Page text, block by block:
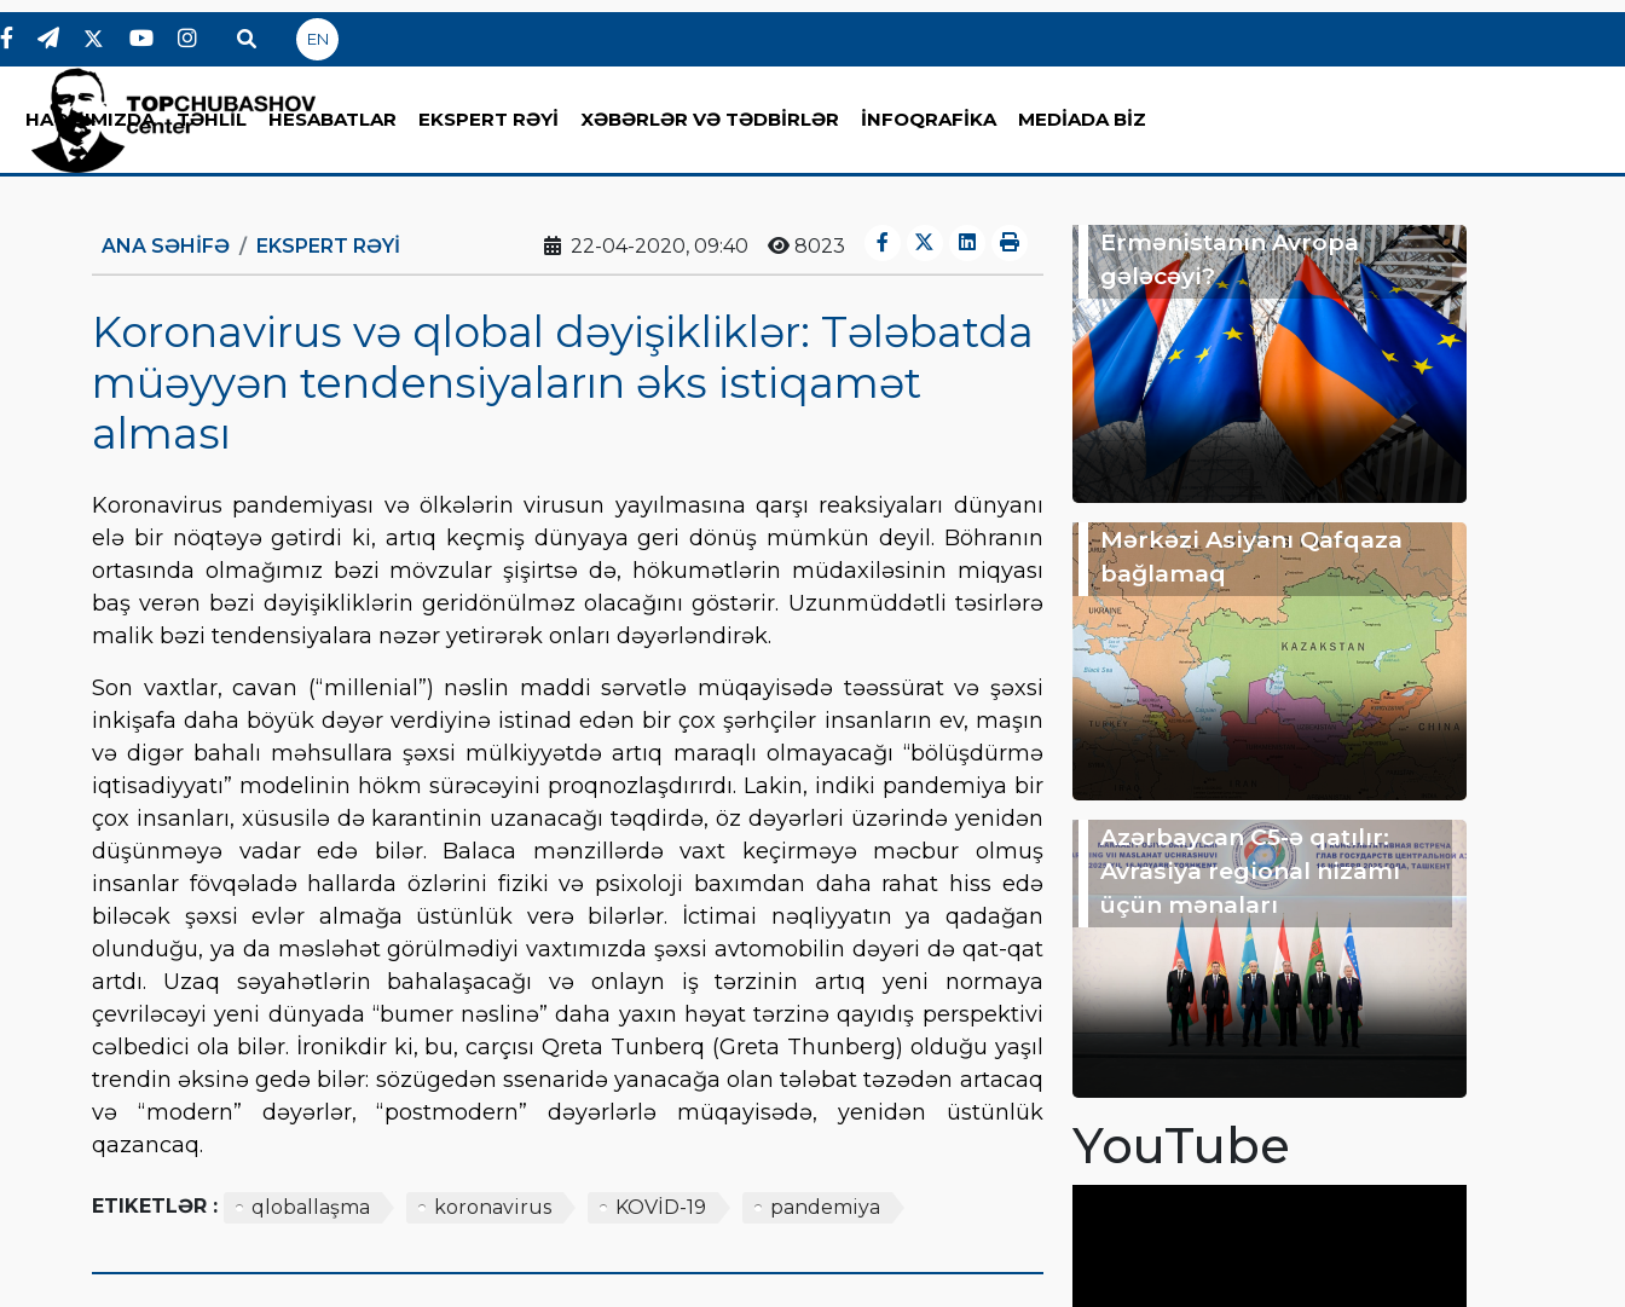
EN
HAQQIMIZDA TƏHLİL HESABATLAR EKSPERT RƏYİ XƏBƏRLƏR VƏ TƏDBİRLƏR İNFOQRAFİKA MEDİADA BİZ
ANA SƏHIFƏ EKSPERT RƏYI 22-04-2020, 09:40 8023
Koronavirus və qlobal dəyişikliklər: Tələbatda
müəyyən tendensiyaların əks istiqamət
alması
Koronavirus pandemiyası və ölkələrin virusun yayılmasına qarşı reaksiyaları dünyanı
elə bir nöqtəyə gətirdi ki, artıq keçmiş dünyaya geri dönüş mümkün deyil. Böhranın
ortasında olmağımız bəzi mövzular şişirtsə də, hökumətlərin müdaxiləsinin miqyası
baş verən bəzi dəyişikliklərin geridönülməz olacağını göstərir. Uzunmüddətli təsirlərə
malik bəzi tendensiyalara nəzər yetirərək onları dəyərləndirək.
Son vaxtlar, cavan (“millenial”) nəslin maddi sərvətlə müqayisədə təəssürat və şəxsi
inkişafa daha böyük dəyər verdiyinə istinad edən bir çox şərhçilər insanların ev, maşın
və digər bahalı məhsullara şəxsi mülkiyyətdə artıq maraqlı olmayacağı “bölüşdürmə
iqtisadiyyatı” modelinin hökm sürəcəyini proqnozlaşdırırdı. Lakin, indiki pandemiya bir
çox insanları, xüsusilə də karantinin uzanacağı təqdirdə, öz dəyərləri üzərində yenidən
düşünməyə vadar edə bilər. Balaca mənzillərdə vaxt keçirməyə məcbur olmuş
insanlar fövqəladə hallarda özlərini fiziki və psixoloji baxımdan daha rahat hiss edə
biləcək şəxsi evlər almağa üstünlük verə bilərlər. İctimai nəqliyyatın ya qadağan
olunduğu, ya da məsləhət görülmədiyi vaxtımızda şəxsi avtomobilin dəyəri də qat-qat
artdı. Uzaq səyahətlərin bahalaşacağı və onlayn iş tərzinin artıq yeni normaya
çevriləcəyi yeni dünyada “bumer nəslinə” daha yaxın həyat tərzinə qayıdış perspektivi
cəlbedici ola bilər. İronikdir ki, bu, carçısı Qreta Tunberq (Greta Thunberg) olduğu yaşıl
trendin əksinə gedə bilər: sözügedən ssenaridə yanacağa olan tələbat təzədən artacaq
və “modern” dəyərlər, “postmodern” dəyərlərlə müqayisədə, yenidən üstünlük
qazancaq.
ETIKETLƏR : qloballaşma koronavirus KOVİD-19 pandemiya
Ermənistanın Avropa
gələcəyi?
Mərkəzi Asiyanı Qafqaza
bağlamaq
Azərbaycan C5-ə qatılır:
Avrasiya regional nizamı
üçün mənaları
YouTube